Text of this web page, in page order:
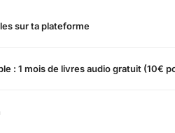
sur ta plateforme
: 1 mois de livres audio gratuit (10€